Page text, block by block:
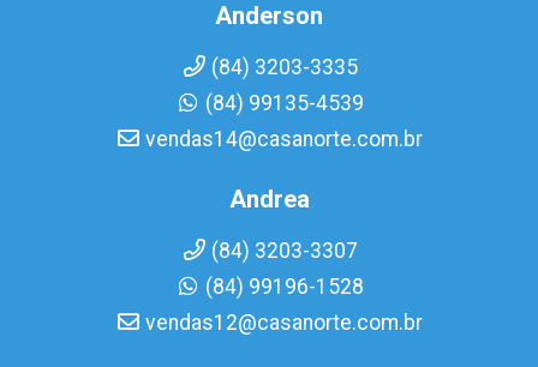
Anderson
(84) 3203-3335
(84) 99135-4539
vendas14@casanorte.com.br
Andrea
(84) 3203-3307
(84) 99196-1528
vendas12@casanorte.com.br